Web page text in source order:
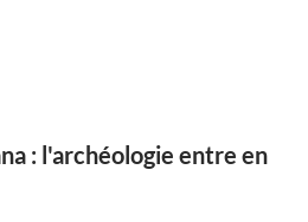
: l'archéologie entre en